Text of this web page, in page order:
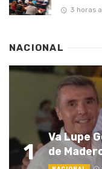
3 horas
NACIONAL
1
Va Lupe
de